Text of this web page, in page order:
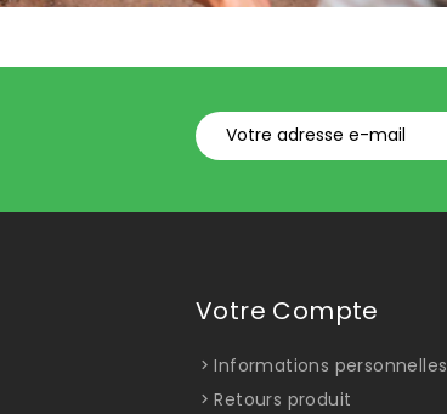
Votre Compte
Informations personnelles
Retours produit